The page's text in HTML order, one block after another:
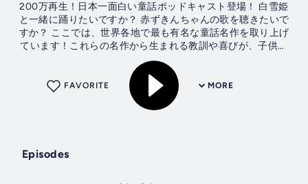
200万再生！日本一面白い童話ポッドキャスト登場！ 白雪姫
と一緒に踊りたいですか？ 赤ずきんちゃんの歌を聴きたいで
すか？ ここでは、世界各地で最も有名な童話名作を取り上げ
ています！これらの名作から生まれる教訓や喜びが、子供た
ちの心に深く刻まれ、勇気と希望の炎を灯すことでしょう！
さあ、物語が始まりますよ！不思議な童話の世界へ一緒に飛
び込みましょう！ 毎週月・金配信！ ＃ベビーバス ＃babybus
＃おやすみ ＃朗読 ＃読み聞かせ ＃童話 ＃昔話 ＃アンデルセ
ン童話 ＃グリム童話 ＃イソップ寓話...
MORE
FAVORITE
Episodes